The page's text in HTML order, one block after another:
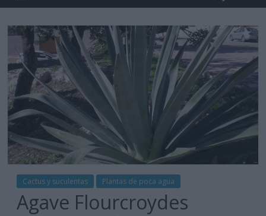
Cactus y suculentas Plantas de poca agua
Agave Flourcroydes